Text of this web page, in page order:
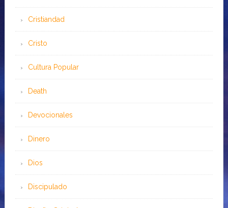
Cristiandad
Cristo
Cultura Popular
Death
Devocionales
Dinero
Dios
Discipulado